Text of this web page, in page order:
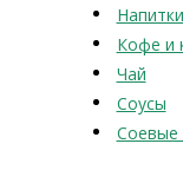
Напитки
Кофе и
Чай
Соусы
Соевые